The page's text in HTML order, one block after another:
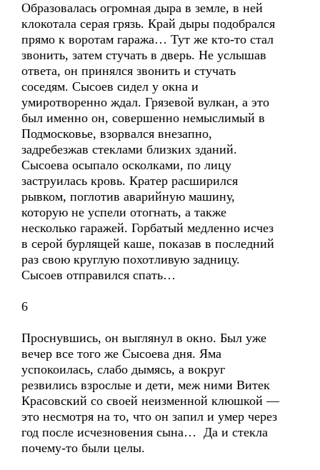
Образовалась огромная дыра в земле, в ней
клокотала серая грязь. Край дыры подобрался
прямо к воротам гаража… Тут же кто-то стал
звонить, затем стучать в дверь. Не услышав
ответа, он принялся звонить и стучать
соседям. Сысоев сидел у окна и
умиротворенно ждал. Грязевой вулкан, а это
был именно он, совершенно немыслимый в
Подмосковье, взорвался внезапно,
задребезжав стеклами близких зданий.
Сысоева осыпало осколками, по лицу
заструилась кровь. Кратер расширился
рывком, поглотив аварийную машину,
которую не успели отогнать, а также
несколько гаражей. Горбатый медленно исчез
в серой бурлящей каше, показав в последний
раз свою круглую похотливую задницу.
Сысоев отправился спать…
6
Проснувшись, он выглянул в окно. Был уже
вечер все того же Сысоева дня. Яма
успокоилась, слабо дымясь, а вокруг
резвились взрослые и дети, меж ними Витек
Красовский со своей неизменной клюшкой —
это несмотря на то, что он запил и умер через
год после исчезновения сына… Да и стекла
почему-то были целы.